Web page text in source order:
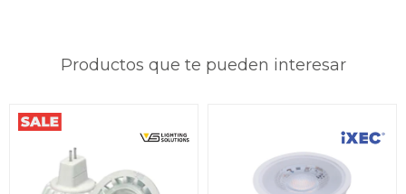
Productos que te pueden interesar